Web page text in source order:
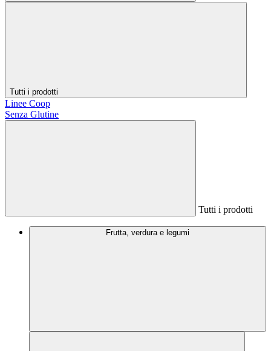
Tutti i prodotti
Linee Coop
Senza Glutine
Tutti i prodotti
Frutta, verdura e legumi